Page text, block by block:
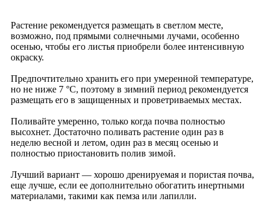
Растение рекомендуется размещать в светлом месте,
возможно, под прямыми солнечными лучами, особенно
осенью, чтобы его листья приобрели более интенсивную
окраску.
Предпочтительно хранить его при умеренной температуре,
но не ниже 7 °C, поэтому в зимний период рекомендуется
размещать его в защищенных и проветриваемых местах.
Поливайте умеренно, только когда почва полностью
высохнет. Достаточно поливать растение один раз в
неделю весной и летом, один раз в месяц осенью и
полностью приостановить полив зимой.
Лучший вариант — хорошо дренируемая и пористая почва,
еще лучше, если ее дополнительно обогатить инертными
материалами, такими как пемза или лапилли.